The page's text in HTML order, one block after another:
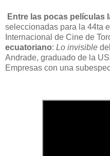
Entre las pocas películas
seleccionadas para la 44ta
Internacional de Cine de
ecuatoriano: Lo invisible
Andrade, graduado de la
Empresas con una